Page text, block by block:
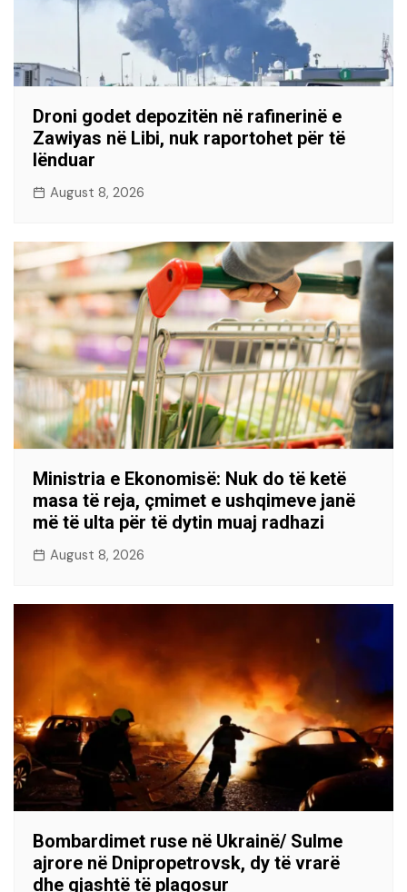
Droni godet depozitën në rafinerinë e
Zawiyas në Libi, nuk raportohet për të
lënduar
August 8, 2026
Ministria e Ekonomisë: Nuk do të ketë
masa të reja, çmimet e ushqimeve janë
më të ulta për të dytin muaj radhazi
August 8, 2026
Bombardimet ruse në Ukrainë/ Sulme
ajrore në Dnipropetrovsk, dy të vrarë
dhe gjashtë të plagosur